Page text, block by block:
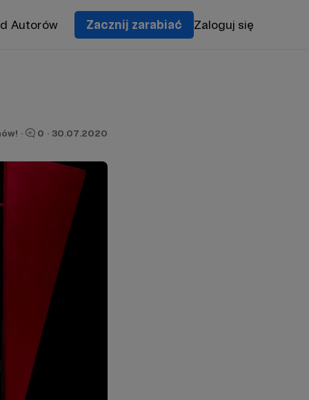
Autorów Zacznij zarabiać Zaloguj się
· 0 · 30.07.2020